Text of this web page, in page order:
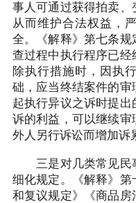
事人可通过获得拍卖、
从而维护合法权益，
全。《解释》第七条
查过程中执行程序已
除执行措施时，因执
础，应当终结案件的
起执行异议之诉时提
诉的利益，可以继续
外人另行诉讼而增加诉
三是对几类常见民
细化规定。《解释》第
和复议规定》《商品房